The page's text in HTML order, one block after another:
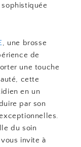
, une brosse
de
une touche
cette
en un
par son
du soin
vous invite à